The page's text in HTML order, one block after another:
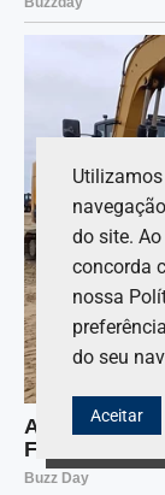
do site.
concorda
nossa
do seu
Aceitar